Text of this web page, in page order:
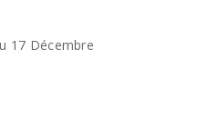
17 Décembre